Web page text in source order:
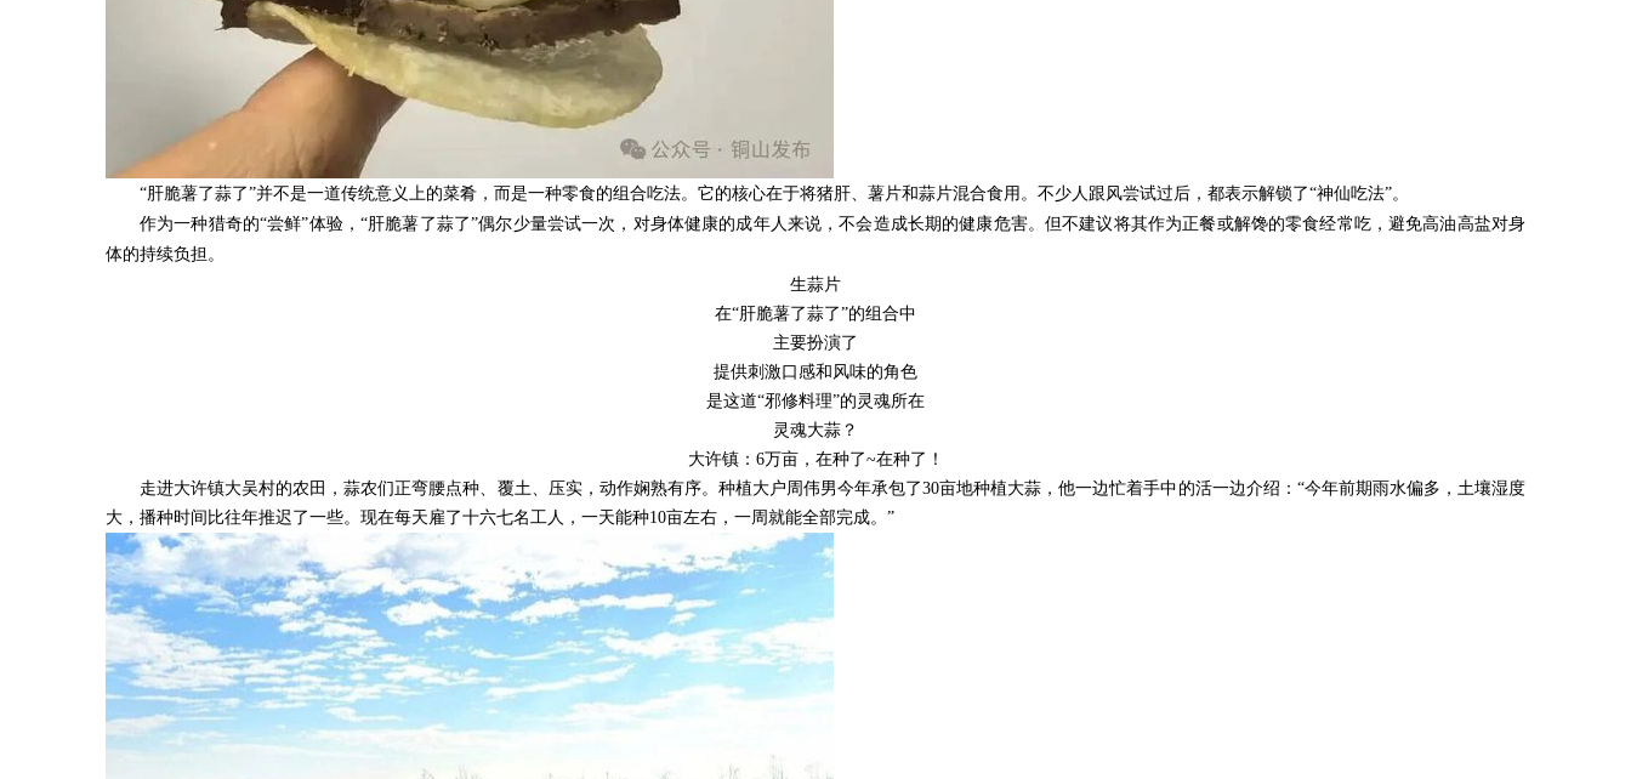
“肝脆薯了蒜了”并不是一道传统意义上的菜肴，而是一种零食的组合吃法。它的核心在于将猪肝、薯片和蒜片混合食用。不少人跟风尝试过后，都表示解锁了“神仙吃法”。
作为一种猎奇的“尝鲜”体验，“肝脆薯了蒜了”偶尔少量尝试一次，对身体健康的成年人来说，不会造成长期的健康危害。但不建议将其作为正餐或解馋的零食经常吃，避免高油高盐对身
体的持续负担。
生蒜片
在“肝脆薯了蒜了”的组合中
主要扮演了
提供刺激口感和风味的角色
是这道“邪修料理”的灵魂所在
灵魂大蒜？
大许镇：6万亩，在种了~在种了！
走进大许镇大吴村的农田，蒜农们正弯腰点种、覆土、压实，动作娴熟有序。种植大户周伟男今年承包了30亩地种植大蒜，他一边忙着手中的活一边介绍：“今年前期雨水偏多，土壤湿度
大，播种时间比往年推迟了一些。现在每天雇了十六七名工人，一天能种10亩左右，一周就能全部完成。”